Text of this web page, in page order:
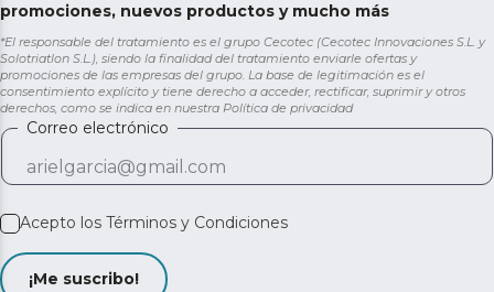
promociones, nuevos productos y mucho más
*El responsable del tratamiento es el grupo Cecotec (Cecotec Innovaciones S.L. y
Solotriatlon S.L.), siendo la finalidad del tratamiento enviarle ofertas y
promociones de las empresas del grupo. La base de legitimación es el
consentimiento explícito y tiene derecho a acceder, rectificar, suprimir y otros
derechos, como se indica en nuestra Política de privacidad
Correo electrónico
Acepto los Términos y Condiciones
¡Me suscribo!